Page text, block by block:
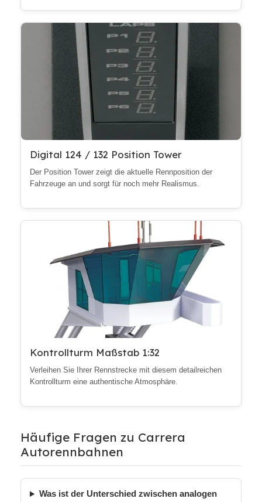
Digital 124 / 132 Position Tower
Der Position Tower zeigt die aktuelle Rennposition der
Fahrzeuge an und sorgt für noch mehr Realismus.
Kontrollturm Maßstab 1:32
Verleihen Sie Ihrer Rennstrecke mit diesem detailreichen
Kontrollturm eine authentische Atmosphäre.
Häufige Fragen zu Carrera
Autorennbahnen
Was ist der Unterschied zwischen analogen